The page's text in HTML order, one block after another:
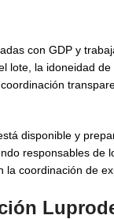
con GDP y
lote, la idoneidad
disponible y
responsables
coordinación de